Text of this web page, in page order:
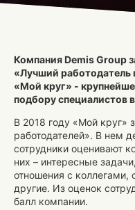
Компания Demis Group
«Лучший работодатель
«Мой круг» -
подбору специалистов
В 2018 году «Мой круг»
работодателей». В нем
сотрудники оценивают
них – интересные
отношения с
другие. Из оценок
балл компании.